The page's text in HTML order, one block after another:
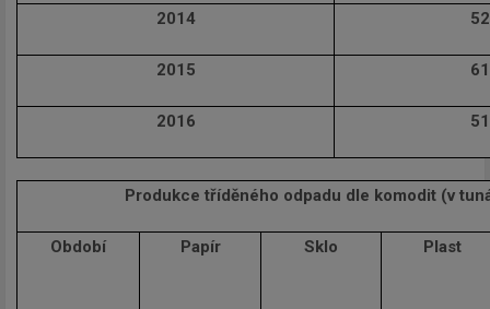
2014 52
2015 61
2016 51
Produkce tříděného odpadu dle komodit (v
Období Papír Sklo Plast